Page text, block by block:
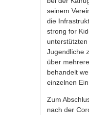
seinem
die
strong for
Jugendliche
über
behandelt
einzelnen
Zum
nach der